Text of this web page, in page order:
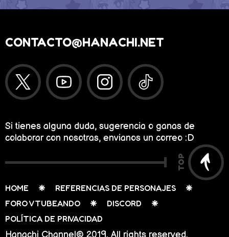
CONTACTO@HANACHI.NET
Si tienes alguna duda, sugerencia o ganas de
colaborar con nosotras, envianos un correo :D
TOP
HOME
REFERENCIAS DE PERSONAJES
FORO VTUBEANDO
DISCORD
POLÍTICA DE PRIVACIDAD
Hanachi Channel© 2019. All rights reserved.